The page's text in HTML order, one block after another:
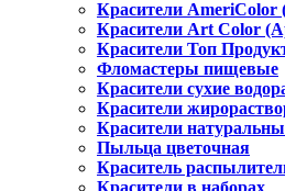
Красители AmeriColor
Красители Art Color
Красители Топ
Фломастеры пищевые
Красители сухие
Красители
Красители
Пыльца цветочная
Краситель
Красители в наборах